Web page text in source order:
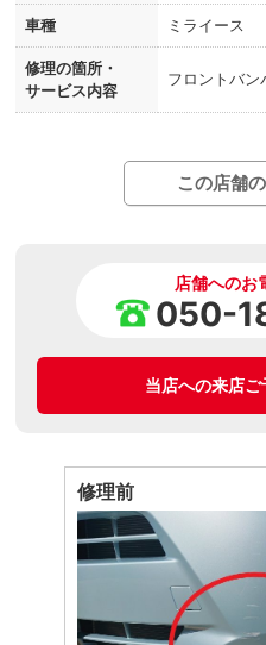
車種 ミライース
修理の箇所・
サービス内容
フロントバン
この店舗
店舗へのお
050-
当店への来店
修理前